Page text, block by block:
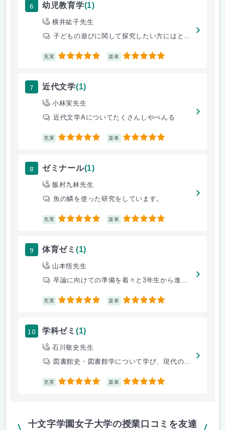
6 幼児教育学(1)
横井紘子先生
子どもの遊びに関して探究したい方にはとてもお勧めです
充実 5 楽単 5
7 近代文学(1)
小林実先生
近代文学Aについてたくさんしやべんる
充実 5 楽単 5
8 ゼミナール(1)
飯村九林先生
魚の鱗を使った研究をしています。
充実 5 楽単 5
9 体育ゼミ (1)
山本悟先生
卒論に向けての準備を着々と3年生から進めていく。
充実 5 楽単 5
10 学科ゼミ (1)
石川敬史先生
図書館史・図書館学について学び、現代の図書館のありかたについて学習する
充実 5 楽単 5
十文字学園女子大学の授業口コミを友達